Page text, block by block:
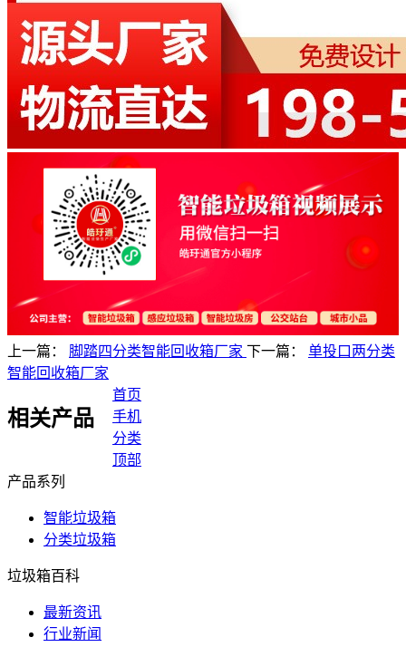
上一篇： 脚踏四分类智能回收箱厂家 下一篇： 单投口两分类
智能回收箱厂家
相关产品
首页
手机
分类
顶部
产品系列
智能垃圾箱
分类垃圾箱
垃圾箱百科
最新资讯
行业新闻